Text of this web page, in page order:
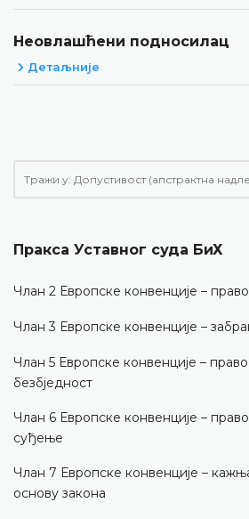
Неовлашћени подносилац
Детаљније
Пракса Уставног суда БиХ
Члан 2 Европске конвенције –
Члан 3 Европске конвенције –
Члан 5 Европске конвенције –
безбједност
Члан 6 Европске конвенције –
суђење
Члан 7 Европске конвенције –
основу закона